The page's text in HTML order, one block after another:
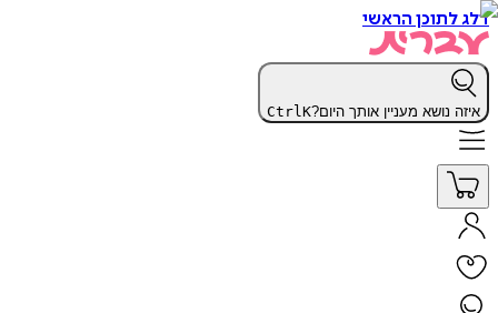
דלג לתוכן הראשי
איזה נושא מעניין אותך היום? CtrlK